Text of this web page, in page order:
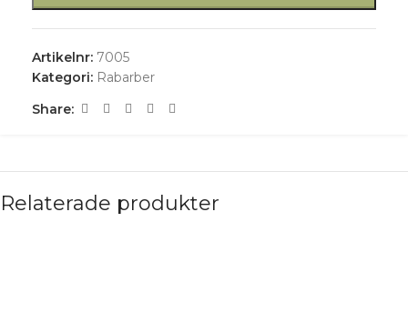
Artikelnr: 7005
Kategori: Rabarber
Share:
Relaterade produkter